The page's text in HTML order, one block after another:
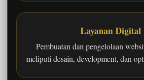
Layanan Digital
Pembuatan dan pengelolaan
meliputi desain, development, dan